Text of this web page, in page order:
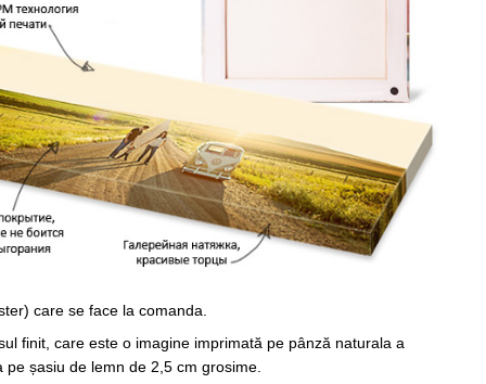
care se face la comanda.
finit, care este o imagine imprimată pe pânză naturala a
șasiu de lemn de 2,5 cm grosime.